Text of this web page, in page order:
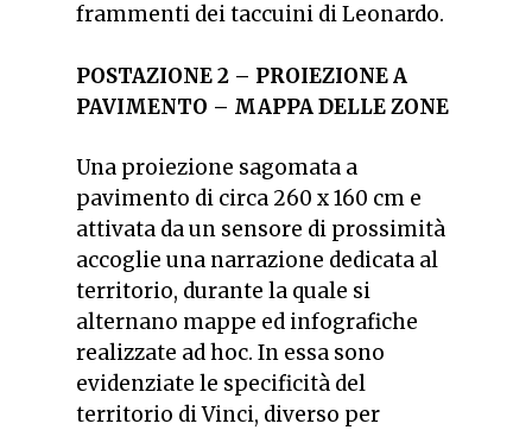
frammenti dei taccuini di Leonardo.
POSTAZIONE 2 – PROIEZIONE A
PAVIMENTO – MAPPA DELLE ZONE
Una proiezione sagomata a
pavimento di circa 260 x 160 cm e
attivata da un sensore di prossimità
accoglie una narrazione dedicata al
territorio, durante la quale si
alternano mappe ed infografiche
realizzate ad hoc. In essa sono
evidenziate le specificità del
territorio di Vinci, diverso per